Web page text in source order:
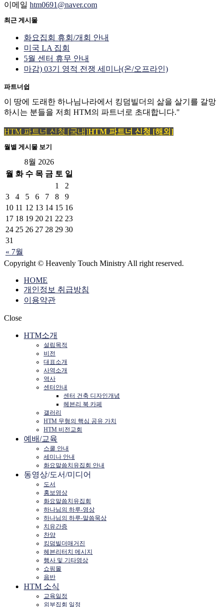
이메일 htm0691@naver.com
최근 게시물
화요집회 휴회/개회 안내
미국 LA 집회
5월 센터 휴무 안내
마감) 03기 영적 전쟁 세미나(온/오프라인)
파트너쉽
이 땅에 도래한 하나님나라에서 킹덤빌더의 삶을 살기를 갈망
하시는 분들을 저희 HTM의 파트너로 초대합니다."
HTM 파트너 신청 [국내]HTM 파트너 신청 [해외]
월별 게시물 보기
8월 2026
월 화 수 목 금 토 일
« 7월
1
2
3
4 5 6 7 8
9
10 11 12 13 14 15 16
17 18 19 20 21 22 23
24 25 26 27 28 29 30
31
Copyright © Heavenly Touch Ministry All right reserved.
HOME
개인정보 취급방침
이용약관
Close
HTM소개
설립목적
비전
대표소개
사역소개
역사
센터안내
센터 건축 디자인개념
헤븐리 북 카페
갤러리
HTM 무형의 핵심 공유 가치
HTM 비전교회
예배/교육
스쿨 안내
세미나 안내
화요말씀치유집회 안내
동영상/도서/미디어
도서
홍보영상
화요말씀치유집회
하나님의 하루-영상
하나님의 하루-말씀묵상
치유간증
찬양
킹덤빌더매거진
헤븐리터치 메시지
행사 및 기타영상
쇼핑몰
음반
HTM 소식
교육일정
외부집회 일정